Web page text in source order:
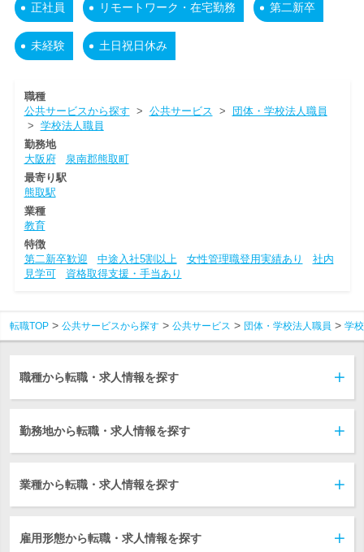
正社員 リモートワーク・在宅勤務 第二新卒
未経験 土日祝日休み
職種
公共サービスから探す > 公共サービス >
団体・学校法人職員
> 学校法人職員
勤務地
大阪府
泉南郡熊取町
最寄り駅
熊取駅
業種
教育
特徴
第二新卒歓迎
中途入社5割以上 女性管理職登用実績あり
社内
見学可
資格取得支援・手当あり
転職TOP 公共サービスから探す 公共サービス 団体・学校法人職員 学
職種から転職・求人情報を探す
勤務地から転職・求人情報を探す
業種から転職・求人情報を探す
雇用形態から転職・求人情報を探す